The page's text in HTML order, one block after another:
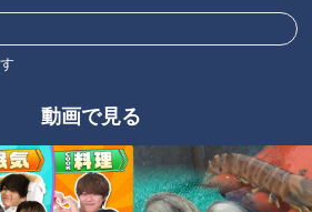
動画で見る
す。
３分クッキング」 2025年7月21日 放
記事の画像を見る